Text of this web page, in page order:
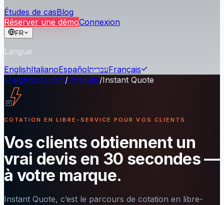
Études de casBlog
Réserver une démoConnexion
FR
Langue
EnglishItalianoEspañolעבריתFrançais
Freightools.com/Produits/Instant Quote
COTATION EN LIBRE-SERVICE POUR VOS CLIENTS
Vos clients obtiennent un
vrai devis en 30 secondes —
à votre marque.
Instant Quote, c’est le parcours de cotation en libre-